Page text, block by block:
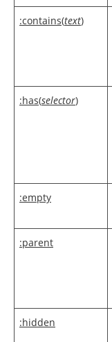
:contains(text)
:has(selector)
:empty
:parent
:hidden